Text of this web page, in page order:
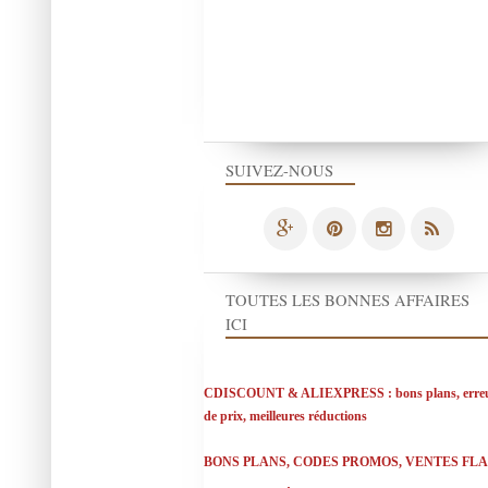
SUIVEZ-NOUS
TOUTES LES BONNES AFFAIRES
ICI
CDISCOUNT & ALIEXPRESS : bons plans,
de prix, meilleures réductions
BONS PLANS, CODES PROMOS, VENTES